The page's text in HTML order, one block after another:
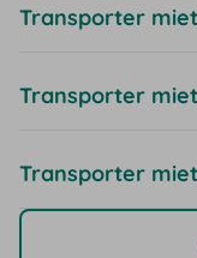
Transporter
Transporter
Transporter